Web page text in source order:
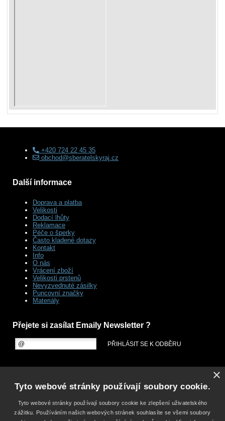
+420 724 22 45 35
obchod@sberatelskyraj.cz
Další informace
Doprava a platba
Velikosti
Dodací lhůty
Reklamace
Péče o šperky
Často kladené dotazy
Kontakt
Info
O nás
Vrácení zboží
Velikosti prstenů
Nevyzvednuté zásilky
Puncovní značky
Materiály
Přejete si zasílat Emaily Newsletter ?
×
Tyto webové stránky používají soubory cookie.
Tyto webové stránky používají soubory cookie ke zlepšení uživatelského
zážitku. Používáním našich webových stránek souhlasíte se všemi soubory